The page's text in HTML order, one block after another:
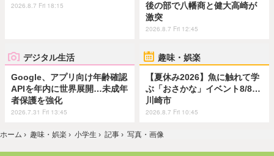
2026.8.7 Fri 18:15
後の部で八幡商と健大高崎が
激突
2026.8.7 Fri 12:45
デジタル生活
Google、アプリ向け年齢確認
APIを年内に世界展開…未成年
者保護を強化
2026.7.31 Fri 13:45
趣味・娯楽
【夏休み2026】魚に触れて学
ぶ「おさかな」イベント8/8…
川崎市
2026.8.7 Fri 10:45
ホーム › 趣味・娯楽 › 小学生 › 記事 › 写真・画像